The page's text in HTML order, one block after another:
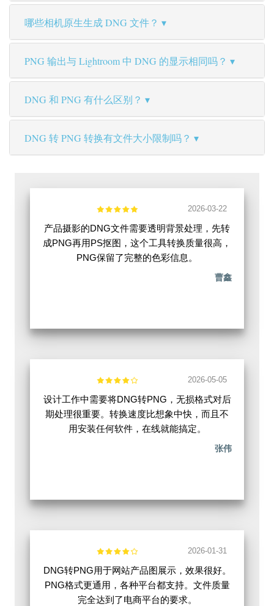
哪些相机原生生成 DNG 文件？
PNG 输出与 Lightroom 中 DNG 的显示相同吗？
DNG 和 PNG 有什么区别？
DNG 转 PNG 转换有文件大小限制吗？
2026-03-22
产品摄影的DNG文件需要透明背景处理，先转
成PNG再用PS抠图，这个工具转换质量很高，
PNG保留了完整的色彩信息。
曹鑫
2026-05-05
设计工作中需要将DNG转PNG，无损格式对后
期处理很重要。转换速度比想象中快，而且不
用安装任何软件，在线就能搞定。
张伟
2026-01-31
DNG转PNG用于网站产品图展示，效果很好。
PNG格式更通用，各种平台都支持。文件质量
完全达到了电商平台的要求。